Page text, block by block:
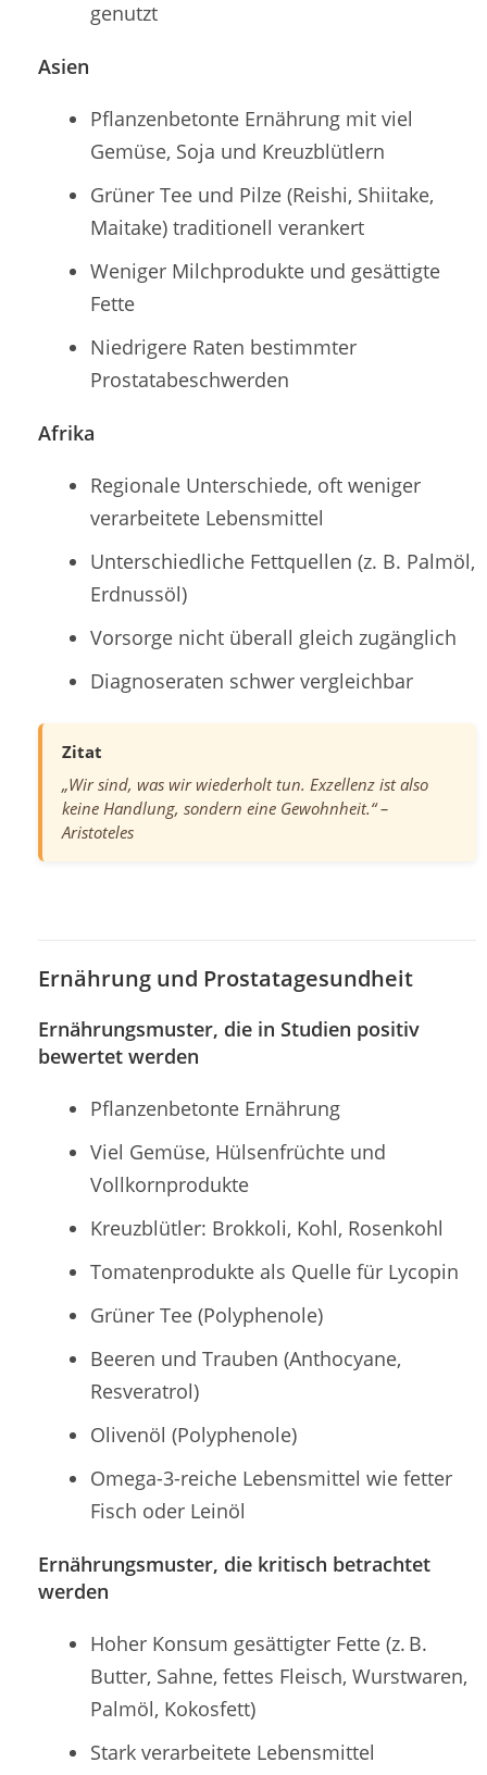
genutzt
Asien
Pflanzenbetonte Ernährung mit viel
Gemüse, Soja und Kreuzblütlern
Grüner Tee und Pilze (Reishi, Shiitake,
Maitake) traditionell verankert
Weniger Milchprodukte und gesättigte
Fette
Niedrigere Raten bestimmter
Prostatabeschwerden
Afrika
Regionale Unterschiede, oft weniger
verarbeitete Lebensmittel
Unterschiedliche Fettquellen (z. B. Palmöl,
Erdnussöl)
Vorsorge nicht überall gleich zugänglich
Diagnoseraten schwer vergleichbar
Zitat
„Wir sind, was wir wiederholt tun. Exzellenz ist also
keine Handlung, sondern eine Gewohnheit.“ –
Aristoteles
Ernährung und Prostatagesundheit
Ernährungsmuster, die in Studien positiv
bewertet werden
Pflanzenbetonte Ernährung
Viel Gemüse, Hülsenfrüchte und
Vollkornprodukte
Kreuzblütler: Brokkoli, Kohl, Rosenkohl
Tomatenprodukte als Quelle für Lycopin
Grüner Tee (Polyphenole)
Beeren und Trauben (Anthocyane,
Resveratrol)
Olivenöl (Polyphenole)
Omega-3-reiche Lebensmittel wie fetter
Fisch oder Leinöl
Ernährungsmuster, die kritisch betrachtet
werden
Hoher Konsum gesättigter Fette (z. B.
Butter, Sahne, fettes Fleisch, Wurstwaren,
Palmöl, Kokosfett)
Stark verarbeitete Lebensmittel